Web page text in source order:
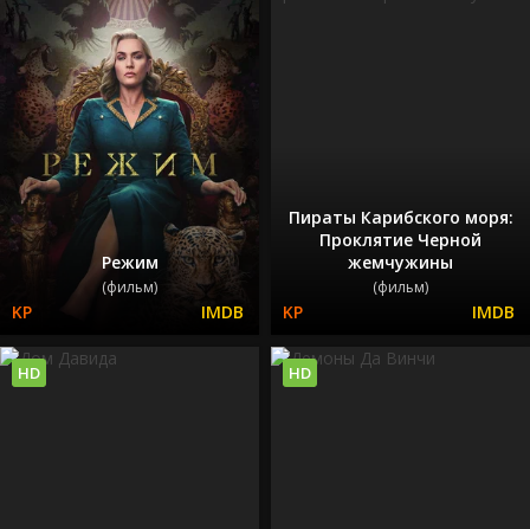
Режим
(фильм)
Пираты Карибского моря:
Проклятие Черной
жемчужины
(фильм)
HD HD